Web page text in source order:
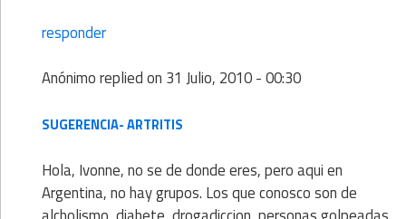
responder
Anónimoreplied on 31 Julio, 2010 - 00:30
SUGERENCIA- ARTRITIS
Hola, Ivonne, no se de donde eres, pero aqui en
Argentina, no hay grupos. Los que conosco son de